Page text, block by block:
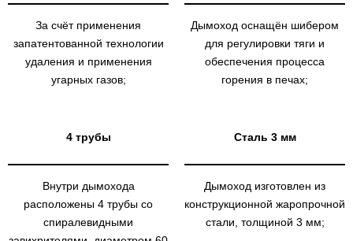
За счёт применения
запатентованной технологии
удаления и применения
угарных газов;
Дымоход оснащён шибером
для регулировки тяги и
обеспечения процесса
горения в печах;
4 трубы
Внутри дымохода
расположены 4 трубы со
спиралевидными
Сталь 3 мм
Дымоход изготовлен из
конструкционной жаропрочной
стали, толщиной 3 мм;